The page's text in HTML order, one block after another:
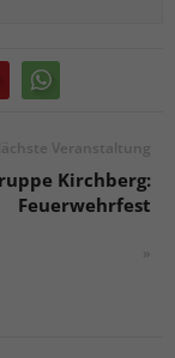
Veranstaltung
Kirchberg:
Feuerwehrfest
»